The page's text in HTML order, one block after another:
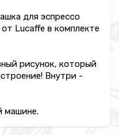
для эспрессо
Lucaffe в комплекте
рисунок, который
Внутри -
машине.